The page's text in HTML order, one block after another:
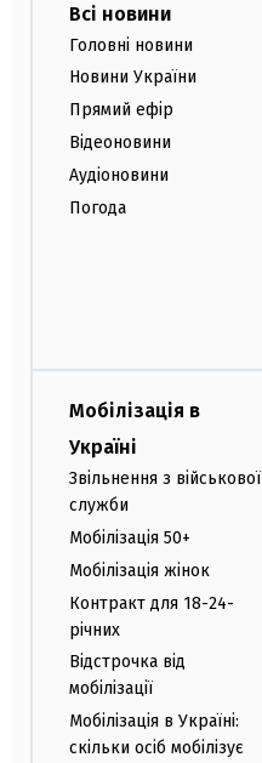
Всі новини
Головні новини
Новини України
Прямий ефір
Відеоновини
Аудіоновини
Погода
Мобілізація в
Україні
Звільнення з військової
служби
Мобілізація 50+
Мобілізація жінок
Контракт для 18-24-
річних
Відстрочка від
мобілізації
Мобілізація в Україні:
скільки осіб мобілізує